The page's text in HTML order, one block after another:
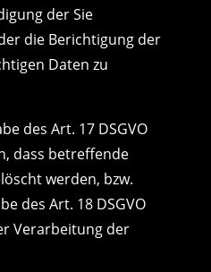
der Sie
die Berichtigung der
Daten zu
des Art. 17 DSGVO
dass betreffende
werden, bzw.
des Art. 18 DSGVO
Verarbeitung der